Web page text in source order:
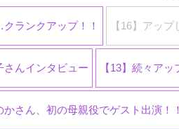
ランクアップ！！ 【16】アッ
さんインタビュー 【13】続々ア
かさん、初の母親役でゲスト出演！